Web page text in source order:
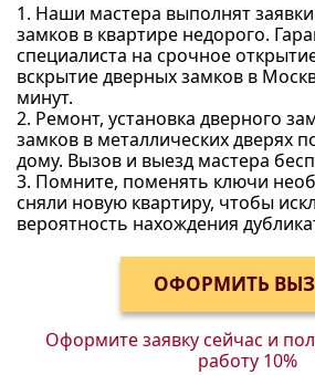
1. Наши мастера выполнят
замков в квартире недорого.
специалиста на срочное
вскрытие дверных замков в
минут.
2. Ремонт, установка дверного
замков в металлических дверях
дому. Вызов и выезд мастера
3. Помните, поменять ключи
сняли новую квартиру, чтобы
вероятность нахождения
Оформите заявку сейчас и
работу 10%